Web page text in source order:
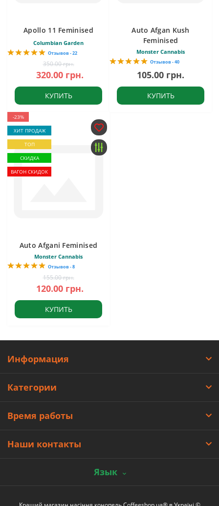
Apollo 11 Feminised
Columbian Garden
Отзывов - 22
350.00 грн.
320.00 грн.
КУПИТЬ
Auto Afgan Kush
Feminised
Monster Cannabis
Отзывов - 40
105.00 грн.
КУПИТЬ
-23%
ХИТ ПРОДАЖ
ТОП
СКИДКА
ВАГОН СКИДОК
Auto Afgani Feminised
Monster Cannabis
Отзывов - 8
155.00 грн.
120.00 грн.
КУПИТЬ
Информация
Категории
Время работы
Наши контакты
Язык